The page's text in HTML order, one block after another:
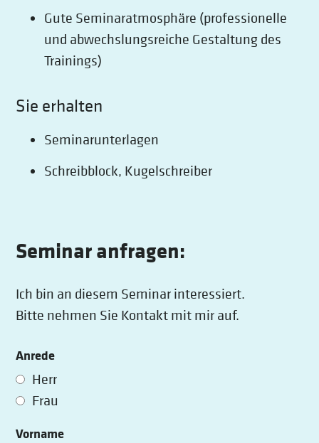
Gute Seminaratmosphäre (professionelle
und abwechslungsreiche Gestaltung des
Trainings)
Sie erhalten
Seminarunterlagen
Schreibblock, Kugelschreiber
Seminar anfragen:
Ich bin an diesem Seminar interessiert.
Bitte nehmen Sie Kontakt mit mir auf.
Anrede
Herr
Frau
Vorname